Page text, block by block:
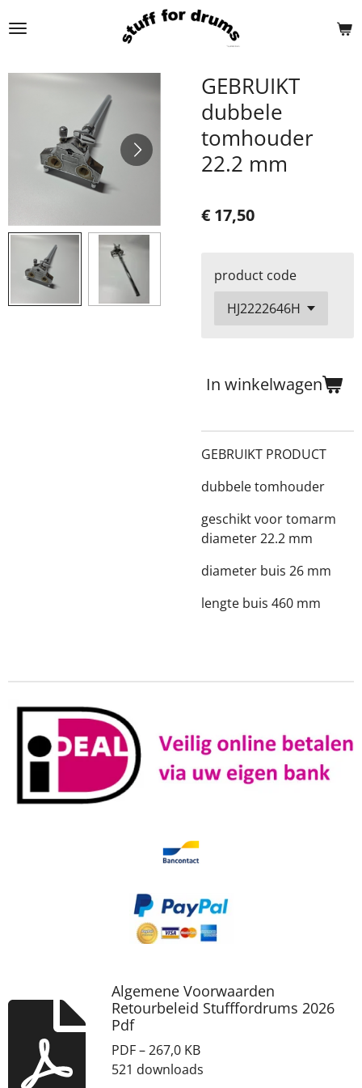
direct
de
GEBRUIKT
dubbele
tomhouder
22.2 mm
€ 17,50
product code
In winkelwagen
GEBRUIKT PRODUCT
dubbele tomhouder
geschikt voor tomarm
diameter 22.2 mm
diameter buis 26 mm
lengte buis 460 mm
Algemene Voorwaarden
Retourbeleid Stufffordrums 2026
Pdf
PDF – 267,0 KB
521 downloads